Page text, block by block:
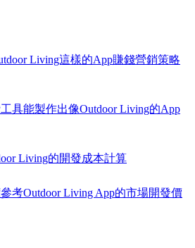
Living這樣的App賺錢營銷策略
具能製作出像Outdoor Living的App
Living的開發成本計算
考Outdoor Living App的市場開發價